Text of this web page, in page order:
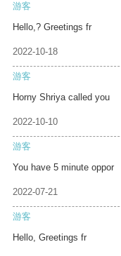
游客
Hello,? Greetings fr
2022-10-18
游客
Horny Shriya called you
2022-10-10
游客
You have 5 minute oppor
2022-07-21
游客
Hello, Greetings fr